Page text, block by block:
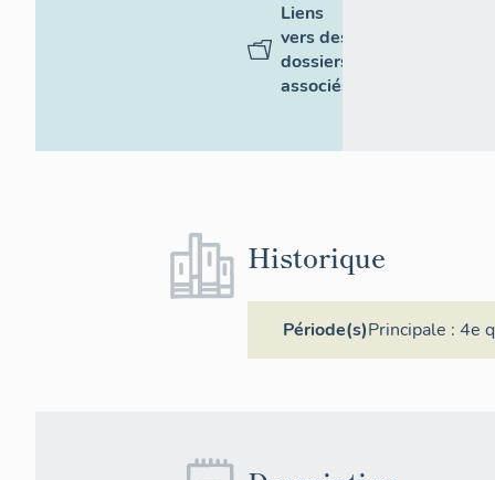
Liens
vers des
dossiers
associés
Historique
Période(s)Principale : 4e